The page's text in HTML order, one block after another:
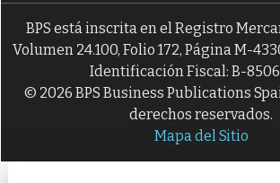
BPS está inscrita en el Registro
Volumen 24.100, Folio 172, Página M-
Identificación Fiscal: B-
© 2026 BPS Business Publications
derechos reservados.
Mapa del Sitio